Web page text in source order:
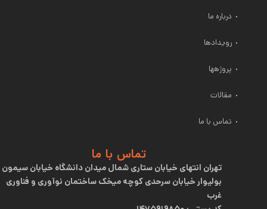
درباره ما
رویدادها
پروژهها
مقالات
تماس با ما
تماس با ما
تهران انتهای خیابان ستاری شمال میدان دانشگاه خیابان سیمون
بولیوار خیابان سرحدی کوچه میخک ساختمان نوآوری و فناوری
غرب